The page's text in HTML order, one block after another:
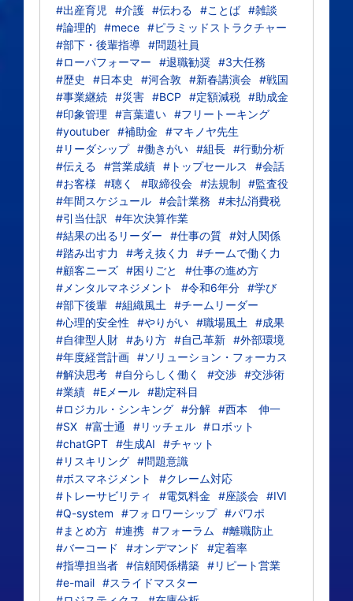
#出産育児
#介護 #伝わる #ことば #雑談
#論理的
#mece #ピラミッドストラクチャー
#部下・後輩指導 #問題社員
#ローパフォーマー
#退職勧奨 #3大任務
#歴史
#日本史 #河合敦 #新春講演会 #戦国
#事業継続 #災害 #BCP #定額減税 #助成金
#印象管理
#言葉遣い #フリートーキング
#youtuber #補助金
#マキノヤ先生
#リーダシップ #働きがい #組長 #行動分析
#伝える
#営業成績 #トップセールス
#会話
#お客様
#聴く #取締役会 #法規制
#監査役
#年間スケジュール #会計業務
#未払消費税
#引当仕訳
#年次決算作業
#結果の出るリーダー
#仕事の質 #対人関係
#踏み出す力
#考え抜く力
#チームで働く力
#顧客ニーズ #困りごと
#仕事の進め方
#メンタルマネジメント
#令和6年分 #学び
#部下後輩 #組織風土
#チームリーダー
#心理的安全性
#やりがい #職場風土
#成果
#自律型人財 #あり方 #自己革新 #外部環境
#年度経営計画 #ソリューション・フォーカス
#解決思考 #自分らしく働く #交渉 #交渉術
#業績 #Eメール #勘定科目
#ロジカル・シンキング #分解 #西本 伸一
#SX #富士通 #リッチェル #ロボット
#chatGPT #生成AI
#チャット
#リスキリング #問題意識
#ボスマネジメント
#クレーム対応
#トレーサビリティ
#電気料金 #座談会 #IVI
#Q-system
#フォロワーシップ #パワポ
#まとめ方 #連携 #フォーラム
#離職防止
#バーコード
#オンデマンド
#定着率
#指導担当者 #信頼関係構築 #リピート営業
#e-mail #スライドマスター